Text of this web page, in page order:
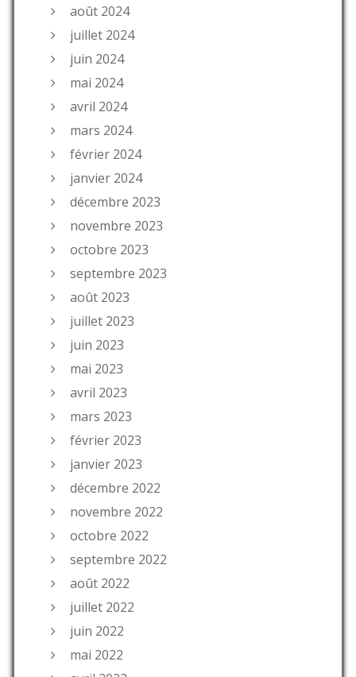
août 2024
juillet 2024
juin 2024
mai 2024
avril 2024
mars 2024
février 2024
janvier 2024
décembre 2023
novembre 2023
octobre 2023
septembre 2023
août 2023
juillet 2023
juin 2023
mai 2023
avril 2023
mars 2023
février 2023
janvier 2023
décembre 2022
novembre 2022
octobre 2022
septembre 2022
août 2022
juillet 2022
juin 2022
mai 2022